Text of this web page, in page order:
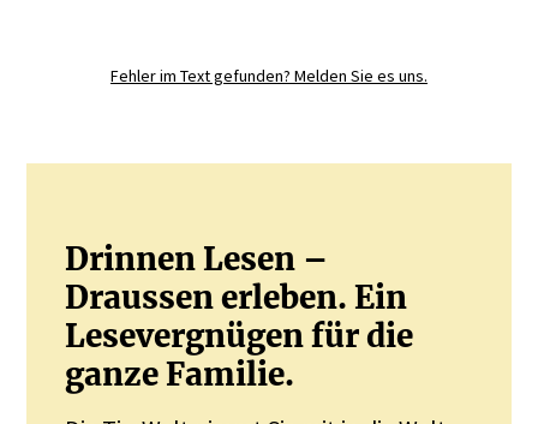
Fehler im Text gefunden? Melden Sie es uns.
Drinnen Lesen –
Draussen erleben. Ein
Lesevergnügen für die
ganze Familie.